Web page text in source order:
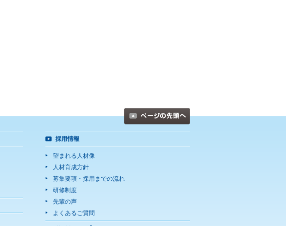
採用情報
望まれる人材像
人材育成方針
募集要項・採用までの流れ
研修制度
先輩の声
よくあるご質問